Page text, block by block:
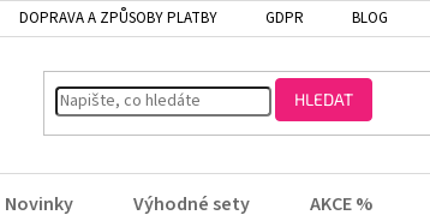
DOPRAVA A ZPŮSOBY PLATBY GDPR BLOG
HLEDAT
Novinky Výhodné sety AKCE %